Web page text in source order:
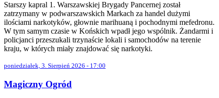
Starszy kapral 1. Warszawskiej Brygady Pancernej został
zatrzymany w podwarszawskich Markach za handel dużymi
ilościami narkotyków, głownie marihuaną i pochodnymi mefedronu.
W tym samym czasie w Końskich wpadł jego wspólnik. Żandarmi i
policjanci przeszukali trzynaście lokali i samochodów na terenie
kraju, w których miały znajdować się narkotyki.
poniedziałek, 3. Sierpień 2026 - 17:00
Magiczny Ogród